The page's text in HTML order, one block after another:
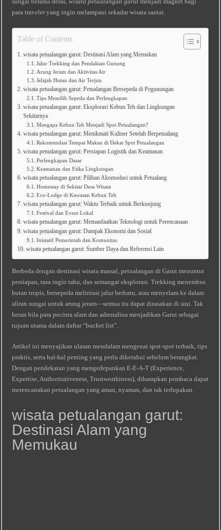
para traveler yang ingin melampaui sekadar wisata santai.
Table of Contents
wisata petualangan garut: Destinasi Alam yang Memukau
Jalur Trekking dan Pendakian Gunung
Arung Jeram dan Aktivitas Air
Jelajah Hutan dan Air Terjun
wisata petualangan garut: Petualangan Bersepeda di Pegunungan
Tips Memilih Sepeda dan Perlengkapan
wisata petualangan garut: Eksplorasi Kebun Teh dan Lingkungan
Sekitarnya
Mengapa Kebun Teh Menjadi Spot Petualangan?
wisata petualangan garut: Menikmati Kuliner Setelah Berpetualang
Rekomendasi Tempat Makan di Dekat Spot Petualangan
wisata petualangan garut: Persiapan Logistik dan Keamanan
Perlengkapan Dasar
Keamanan dan Etika Lingkungan
wisata petualangan garut: Pilihan Akomodasi untuk Petualang
Homestay di Sekitar Desa Wisata
Eco‑Lodge di Kawasan Kebun Teh
wisata petualangan garut: Waktu Terbaik untuk Berkunjung
Festival dan Event Lokal
wisata petualangan garut: Memanfaatkan Teknologi untuk Perencanaan
wisata petualangan garut: Dampak Ekonomi dan Sosial
Inisiatif Pemerintah dan Komunitas
wisata petualangan garut: Sumber Daya dan Referensi Lain
Berbeda dengan destinasi wisata massal, petualangan di Garut menuntut
persiapan, rasa ingin tahu, dan semangat eksplorasi. Trekking menembus
hutan tropis, bersepeda melintasi jalur berbatu, atau menyelam ke dalam
aliran sungai untuk arung jeram—semua itu dapat dirasakan di sini. Tak
heran bila para pecinta alam dan adrenalina menjadikan Garut sebagai
tujuan utama dalam daftar “bucket list”.
Artikel ini menyajikan ulasan mendalam mengenai spot-spot terbaik, tips
praktis, serta hal-hal penting yang perlu diketahui sebelum berangkat.
Dengan pendekatan yang mengedepankan E‑E‑A‑T (Experience,
Expertise, Authoritativeness, Trustworthiness), diharapkan pembaca dapat
merencanakan petualangan yang aman, nyaman, dan tak terlupakan.
wisata petualangan garut:
Destinasi Alam yang
Memukau